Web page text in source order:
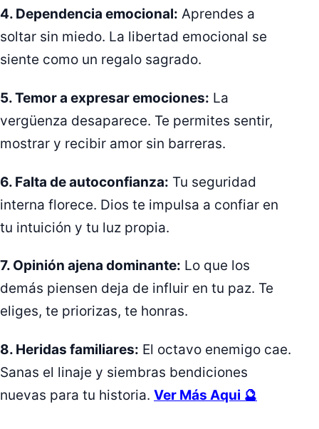
4. Dependencia emocional: Aprendes a
soltar sin miedo. La libertad emocional se
siente como un regalo sagrado.
5. Temor a expresar emociones: La
vergüenza desaparece. Te permites sentir,
mostrar y recibir amor sin barreras.
6. Falta de autoconfianza: Tu seguridad
interna florece. Dios te impulsa a confiar en
tu intuición y tu luz propia.
7. Opinión ajena dominante: Lo que los
demás piensen deja de influir en tu paz. Te
eliges, te priorizas, te honras.
8. Heridas familiares: El octavo enemigo cae.
Sanas el linaje y siembras bendiciones
nuevas para tu historia. Ver Más Aqui 🔮